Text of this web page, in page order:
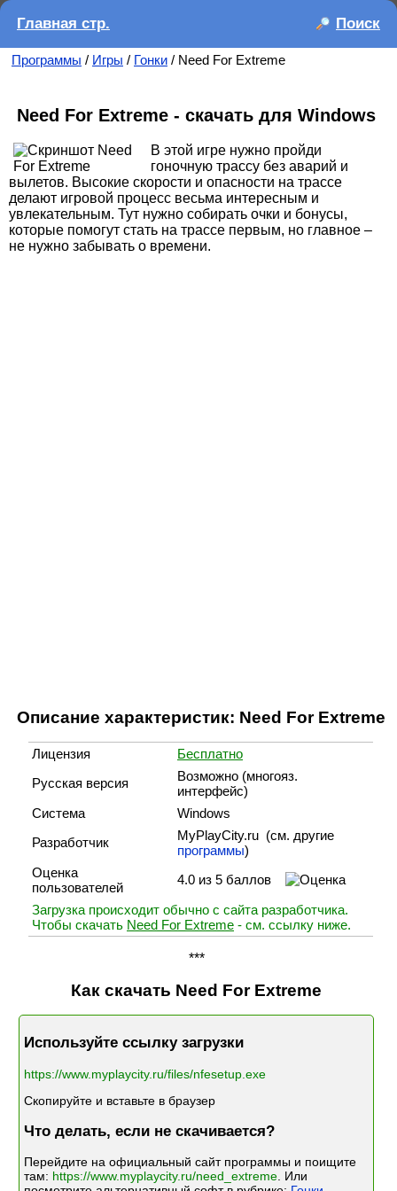
Главная стр. Поиск
Программы / Игры / Гонки / Need For Extreme
Need For Extreme - скачать для Windows
В этой игре нужно пройди
гоночную трассу без аварий и
вылетов. Высокие скорости и опасности на трассе
делают игровой процесс весьма интересным и
увлекательным. Тут нужно собирать очки и бонусы,
которые помогут стать на трассе первым, но главное –
не нужно забывать о времени.
Описание характеристик: Need For Extreme
Лицензия
Бесплатно
Русская версия
Возможно (многояз.
интерфейс)
Система
Windows
Разработчик
MyPlayCity.ru (cм. другие
программы)
Оценка
пользователей
4.0 из 5 баллов
Загрузка происходит обычно с сайта разработчика.
Чтобы скачать Need For Extreme - см. ссылку ниже.
***
Как скачать Need For Extreme
Используйте ссылку загрузки
https://www.myplaycity.ru/files/nfesetup.exe
Скопируйте и вставьте в браузер
Что делать, если не скачивается?
Перейдите на официальный сайт программы и поищите
там: https://www.myplaycity.ru/need_extreme. Или